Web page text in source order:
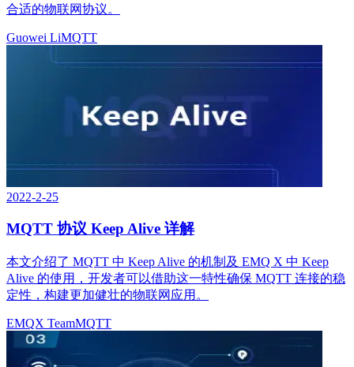
合适的物联网协议。
Guowei LiMQTT
2022-2-25
MQTT 协议 Keep Alive 详解
本文介绍了 MQTT 中 Keep Alive 的机制及 EMQ X 中 Keep
Alive 的使用，开发者可以借助这一特性确保 MQTT 连接的稳
定性，构建更加健壮的物联网应用。
EMQX TeamMQTT